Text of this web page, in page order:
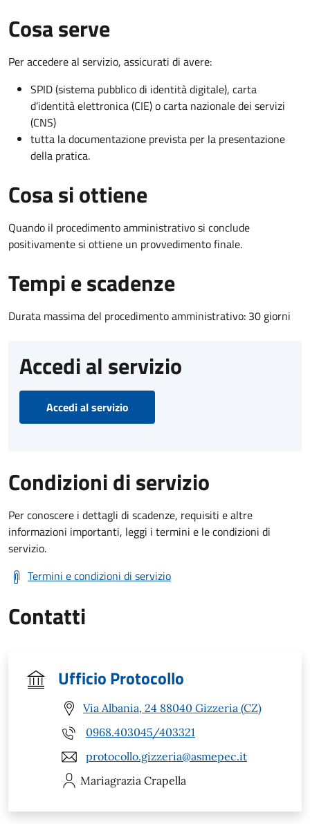
Cosa serve
Per accedere al servizio, assicurati di avere:
SPID (sistema pubblico di identità digitale), carta
d’identità elettronica (CIE) o carta nazionale dei servizi
(CNS)
tutta la documentazione prevista per la presentazione
della pratica.
Cosa si ottiene
Quando il procedimento amministrativo si conclude
positivamente si ottiene un provvedimento finale.
Tempi e scadenze
Durata massima del procedimento amministrativo: 30 giorni
Accedi al servizio
Accedi al servizio
Condizioni di servizio
Per conoscere i dettagli di scadenze, requisiti e altre
informazioni importanti, leggi i termini e le condizioni di
servizio.
Termini e condizioni di servizio
Contatti
Ufficio Protocollo
Via Albania, 24 88040 Gizzeria (CZ)
0968.403045/403321
protocollo.gizzeria@asmepec.it
Mariagrazia Crapella